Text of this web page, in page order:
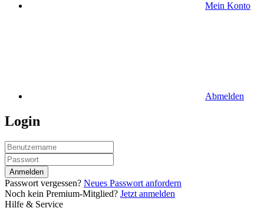
Mein Konto
Abmelden
Login
Anmelden
Passwort vergessen? Neues Passwort anfordern
Noch kein Premium-Mitglied? Jetzt anmelden
Hilfe & Service